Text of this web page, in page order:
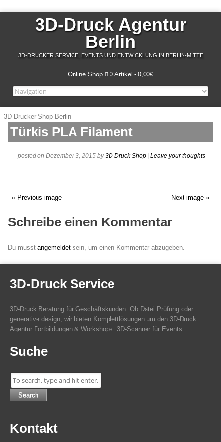
3D-Druck Agentur
Berlin
3D-DRUCKER SERVICE, EVENTS UND ENTWICKLUNG IN BERLIN-MITTE
Online Shop 0 Artikel 0,00€
3D Drucker Shop Berlin
Türkis PLA Filament
posted on Dezember 3, 2015 by3D Druck Shop Leave your thoughts
Next image »
« Previous image
Schreibe einen Kommentar
Du musst angemeldet sein, um einen Kommentar abzugeben.
3D-Druck Service
3D-Druck Beratung für Geschäftskunden. Ob Datei Prüfung oder
generative design, wir bieten Komplettlösungen um den 3D-Druck.
Agentur Fortbildungen & Workshops. 3D-Scanner für Events
Suche
Search
Kontakt